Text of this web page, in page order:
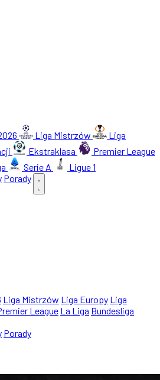
Liga Mistrzów
Liga
Ekstraklasa
Premier League
Serie A
Ligue 1
Porady
Liga Mistrzów Liga Europy Liga
League La Liga Bundesliga
Porady